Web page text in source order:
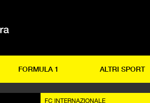
FORMULA 1 ALTRI SPORT
FC INTERNAZIONALE